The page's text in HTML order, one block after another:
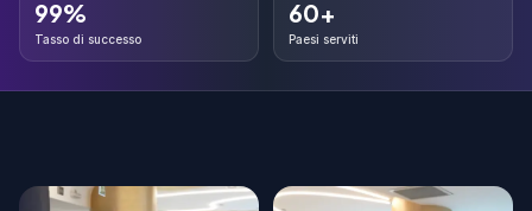
99%
Tasso di successo
60+
Paesi serviti